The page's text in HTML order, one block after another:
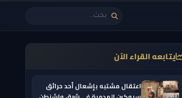
يتابعه القراء الآن
اعتقال مشتبه بإشعال أحد حرائق